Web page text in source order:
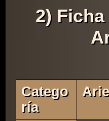
2)
Catego
Ría